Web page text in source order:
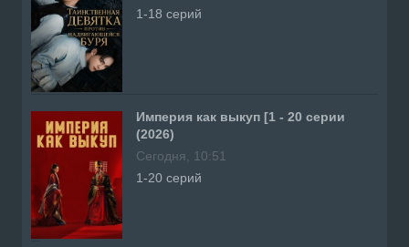
1-18 серий
Империя как выкуп [1 - 20 серии
(2026)
Сегодня, 10:51
1-20 серий